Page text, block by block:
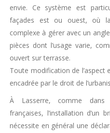
envie. Ce système est
façades est ou ouest, où
complexe à gérer avec un
pièces dont l’usage varie,
ouvert sur terrasse.
Toute modification de l’aspect
encadrée par le droit de
À Lasserre, comme dans
françaises, l’installation d’un
nécessite en général une